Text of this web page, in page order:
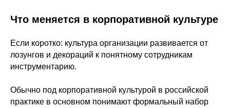
Что меняется в корпоративной культуре
Если коротко: культура организации развивается от
лозунгов и декораций к понятному сотрудникам
инструментарию.
Обычно под корпоративной культурой в российской
практике в основном понимают формальный набор